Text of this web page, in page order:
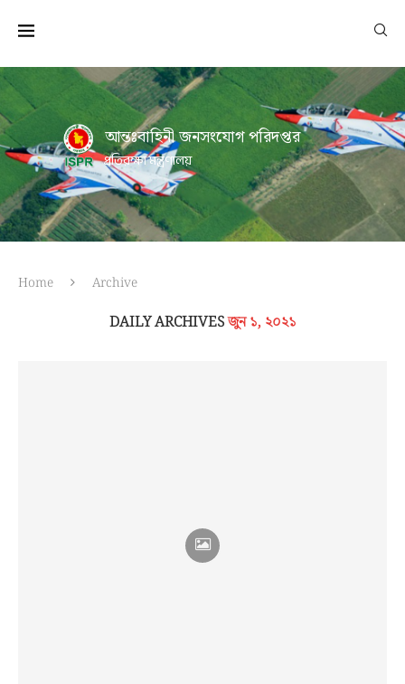
আন্তঃবাহিনী জনসংযোগ পরিদপ্তর
প্রতিরক্ষা মন্ত্রণালয়
Home Archive
DAILY ARCHIVESজুন ১, ২০২১